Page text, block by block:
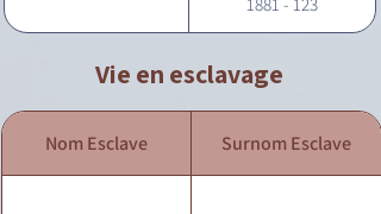
Vie en esclavage
Nom Esclave Surnom Esclave